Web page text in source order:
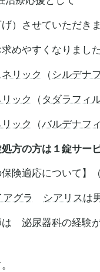
）させていただき
めやすくなりまし
リック （ シルデナ
ック （ タダラフィ
ック （バルデナフ
方の方は１錠サー
険適応について】
アグラ シアリスは
は 泌尿器科の経験